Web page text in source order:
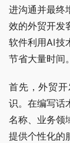
进沟通并最终
效的外贸开发
软件利用AI技
节省大量时间。
首先，外贸
识。在编写话
名称、业务领
提供个性化的